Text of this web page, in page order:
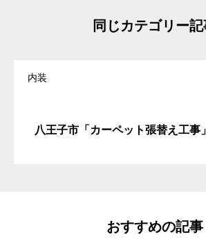
同じカテゴリー
内装
八王子市「カーペット張替え工事」
おすすめの記事